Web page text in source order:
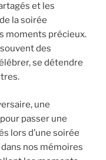
et les
la soirée
moments précieux.
des
se détendre
une
passer une
lors d’une soirée
nos mémoires